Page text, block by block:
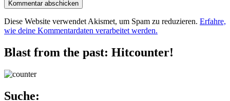
Diese Website verwendet Akismet, um Spam zu reduzieren. Erfahre,
wie deine Kommentardaten verarbeitet werden.
Blast from the past: Hitcounter!
Suche: